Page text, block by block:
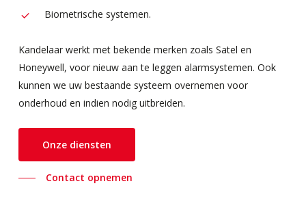
Biometrische systemen.
Kandelaar werkt met bekende merken zoals Satel en
Honeywell, voor nieuw aan te leggen alarmsystemen. Ook
kunnen we uw bestaande systeem overnemen voor
onderhoud en indien nodig uitbreiden.
Onze diensten
Contact opnemen